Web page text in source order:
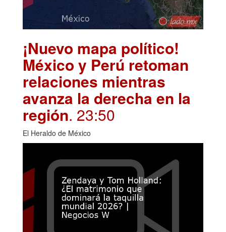
¡Nuevo mapa político!
México y Perú retoman
relaciones mientras
avanza la derecha en la
región. 23:50
El Heraldo de México